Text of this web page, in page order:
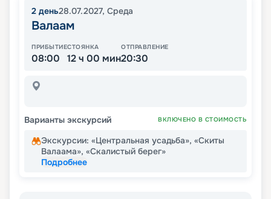
2 день28.07.2027, Среда
Валаам
ПРИБЫТИЕ
08:00
СТОЯНКА
12 ч 00 мин
ОТПРАВЛЕНИЕ
20:30
Варианты экскурсий ВКЛЮЧЕНО В СТОИМОСТЬ
Экскурсии: «Центральная усадьба», «Скиты
Валаама», «Скалистый берег»
Подробнее